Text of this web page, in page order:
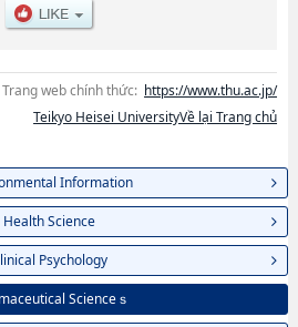
Trang web chính thức: https://www.thu.ac.jp/
Teikyo Heisei UniversityVề lại Trang chủ
Information
Health Science
Psychology
Scienceｓ